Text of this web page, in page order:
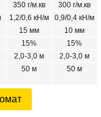
350 г/м.кв
300 г/м.кв
1,2/0,6 кН/м
0,9/0,4 кН/м
15 мм
10 мм
15%
15%
2,0-3,0 м
2,0-3,0 м
50 м 50 м